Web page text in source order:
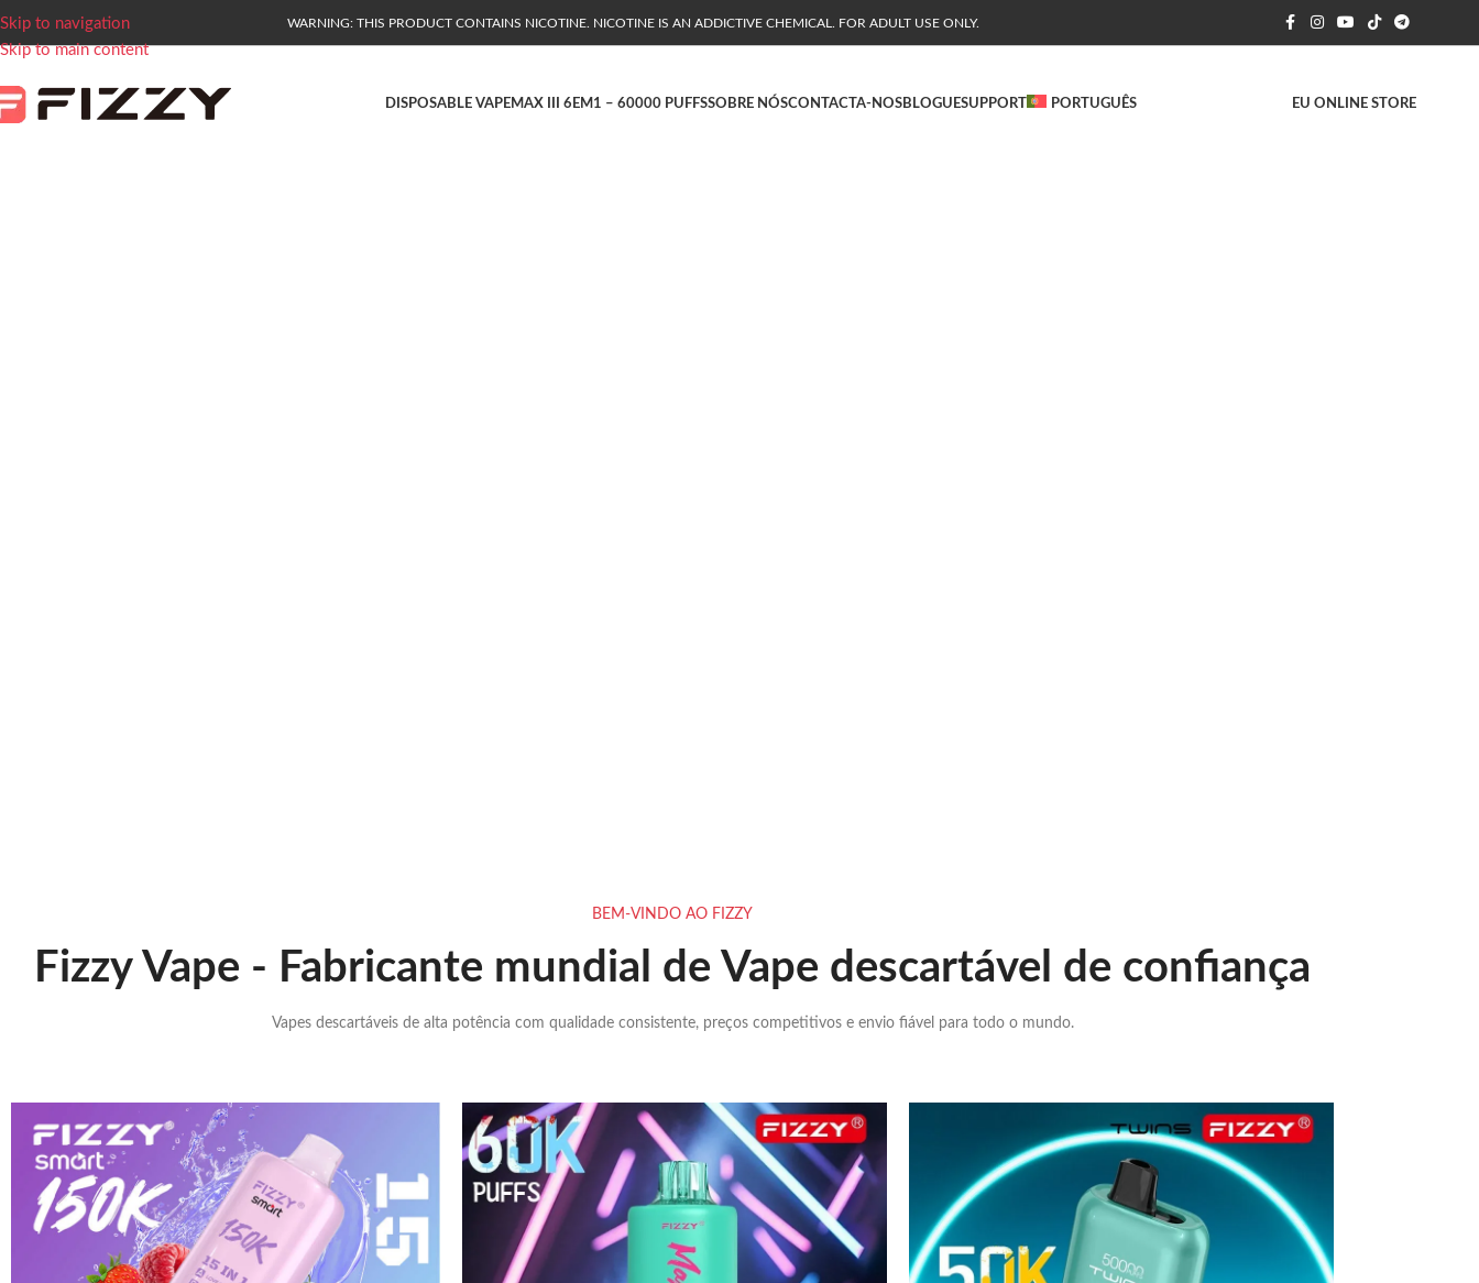
Skip to navigation
Skip to main content
WARNING: THIS PRODUCT CONTAINS NICOTINE. NICOTINE IS AN ADDICTIVE CHEMICAL. FOR ADULT USE ONLY.
DISPOSABLE VAPEMAX III 6EM1 – 60000 PUFFSSOBRE NÓSCONTACTA-NOSBLOGUESUPPORT PORTUGUÊS EU ONLINE STORE
BEM-VINDO AO FIZZY
Fizzy Vape - Fabricante mundial de Vape descartável de confiança
Vapes descartáveis de alta potência com qualidade consistente, preços competitivos e envio fiável para todo o mundo.